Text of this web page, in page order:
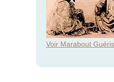
Voir Marabout